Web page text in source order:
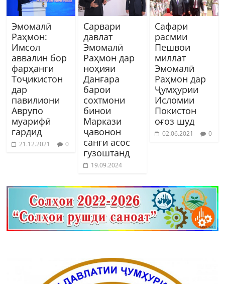
Эмомалӣ
Раҳмон:
Имсол
аввалин бор
фарҳанги
Тоҷикистон
дар
павилиони
Аврупо
муарифӣ
гардид
21.12.2021 0
Сарвари
давлат
Эмомалӣ
Раҳмон дар
ноҳияи
Данғара
барои
сохтмони
бинои
Маркази
ҷавонон
санги асос
гузоштанд
19.09.2024
Сафари
расмии
Пешвои
миллат
Эмомалӣ
Раҳмон дар
Ҷумҳурии
Исломии
Покистон
оғоз шуд
02.06.2021 0